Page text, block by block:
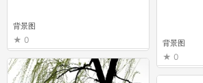
背景图
0 背景图
0